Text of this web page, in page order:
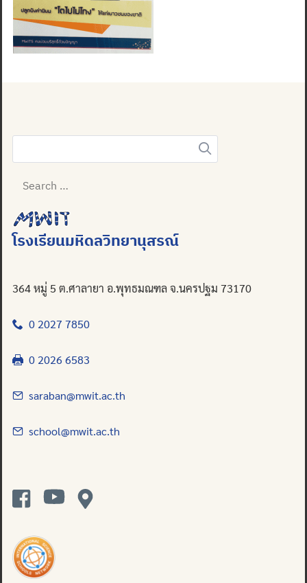
for:
Search
for:
โรงเรียนมหิดลวิทยานุสรณ์
364 หมู่ 5 ต.ศาลายา อ.พุทธมณฑล จ.นครปฐม 73170
0 2027 7850
0 2026 6583
saraban@mwit.ac.th
school@mwit.ac.th